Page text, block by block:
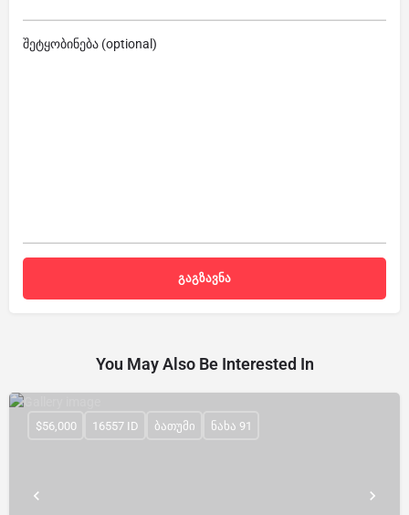
შეტყობინება (optional)
You May Also Be Interested In
$56,000 16557 ID ბათუმი ნახა 91